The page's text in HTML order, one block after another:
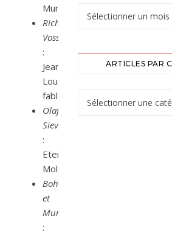
Munoz
Richard
Voss
:
Jean-
Louis
fablet
Olaf
Sievers
:
Eteinne
Molinie
Bohrer
et
Murillo
:
ARTICLES PAR